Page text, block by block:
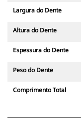
Largura do Dente
Altura do Dente
Espessura do Dente
Peso do Dente
Comprimento Total